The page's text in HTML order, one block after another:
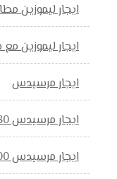
ايجار ليموزين
ايجار ليموزين
ايجار مرسيدس
ايجار مرسيدس c180
ايجار مرسيدس c200